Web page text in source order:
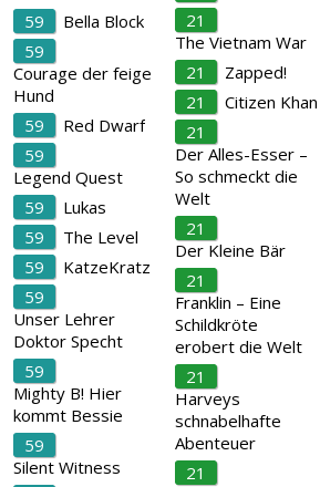
59
Bella Block
59
Courage der feige
Hund
59
Red Dwarf
59
Legend Quest
59
Lukas
59
The Level
59
KatzeKratz
59
Unser Lehrer
Doktor Specht
59
Mighty B! Hier
kommt Bessie
59
Silent Witness
21
The Vietnam War
21
Zapped!
21
Citizen Khan
21
Der Alles-Esser –
So schmeckt die
Welt
21
Der Kleine Bär
21
Franklin – Eine
Schildkröte
erobert die Welt
21
Harveys
schnabelhafte
Abenteuer
21